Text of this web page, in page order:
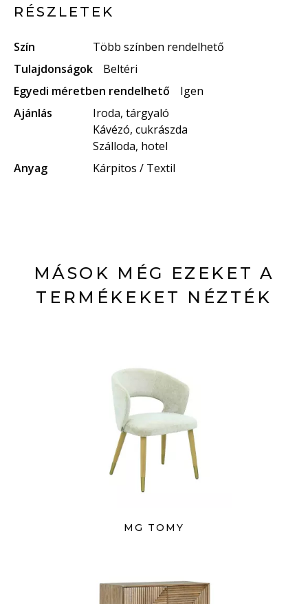
RÉSZLETEK
Szín
Több színben rendelhető
Tulajdonságok
Beltéri
Egyedi méretben rendelhető
Igen
Ajánlás
Iroda, tárgyaló
Kávézó, cukrászda
Szálloda, hotel
Anyag
Kárpitos / Textil
MÁSOK MÉG EZEKET A
TERMÉKEKET NÉZTÉK
MG TOMY